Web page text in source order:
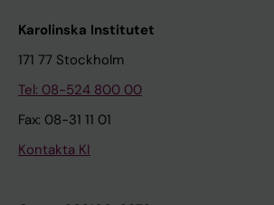
Karolinska Institutet
171 77 Stockholm
Tel: 08-524 800 00
Fax: 08-31 11 01
Kontakta KI